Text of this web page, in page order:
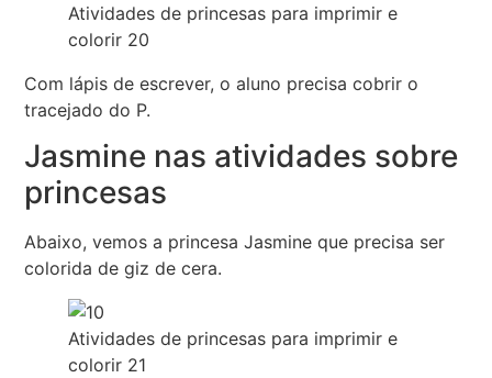
Atividades de princesas para imprimir e
colorir 20
Com lápis de escrever, o aluno precisa cobrir o
tracejado do P.
Jasmine nas atividades sobre
princesas
Abaixo, vemos a princesa Jasmine que precisa ser
colorida de giz de cera.
Atividades de princesas para imprimir e
colorir 21